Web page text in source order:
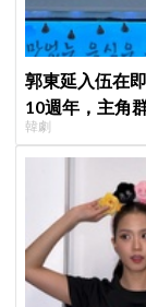
郭東延入伍在
10週年，主角
錄製特別節目
韓劇